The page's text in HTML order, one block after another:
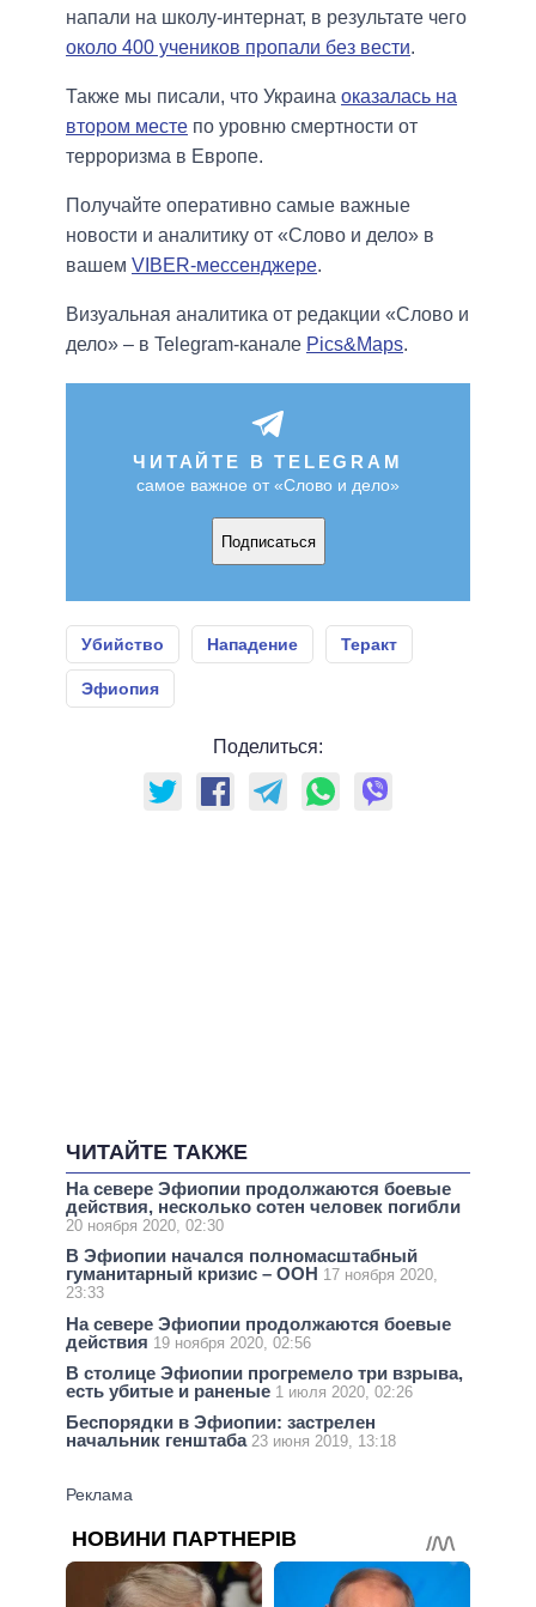
напали на школу-интернат, в результате чего
около 400 учеников пропали без вести.
Также мы писали, что Украина оказалась на
втором месте по уровню смертности от
терроризма в Европе.
Получайте оперативно самые важные
новости и аналитику от «Слово и дело» в
вашем VIBER-мессенджере.
Визуальная аналитика от редакции «Слово и
дело» – в Telegram-канале Pics&Maps.
ЧИТАЙТЕ В TELEGRAM
самое важное от «Слово и дело»
Подписаться
Убийство Нападение Теракт
Эфиопия
Поделиться:
ЧИТАЙТЕ ТАКЖЕ
На севере Эфиопии продолжаются боевые
действия, несколько сотен человек погибли
20 ноября 2020, 02:30
В Эфиопии начался полномасштабный
гуманитарный кризис – ООН 17 ноября 2020,
23:33
На севере Эфиопии продолжаются боевые
действия 19 ноября 2020, 02:56
В столице Эфиопии прогремело три взрыва,
есть убитые и раненые 1 июля 2020, 02:26
Беспорядки в Эфиопии: застрелен
начальник генштаба 23 июня 2019, 13:18